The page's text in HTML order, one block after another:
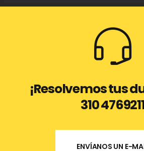
¡Resolvemos tus
310
ENVÍANOS UN E-